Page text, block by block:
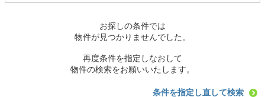
お探しの条件では
物件が見つかりませんでした。
再度条件を指定しなおして
物件の検索をお願いいたします。
条件を指定し直して検索